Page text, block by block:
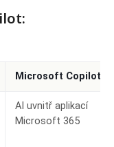
Microsoft Copilot
AI uvnitř aplikací
Microsoft 365